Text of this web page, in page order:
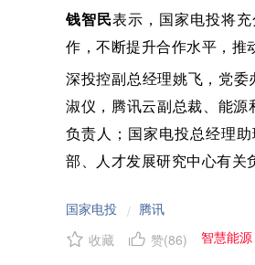
钱智民表示，国家电投将
作，不断提升合作水平，推
深投控副总经理姚飞，党委
淑仪，腾讯云副总裁、能源
负责人；国家电投总经理
部、人才发展研究中心有关
国家电投 / 腾讯
收藏
赞(86) 智慧能源